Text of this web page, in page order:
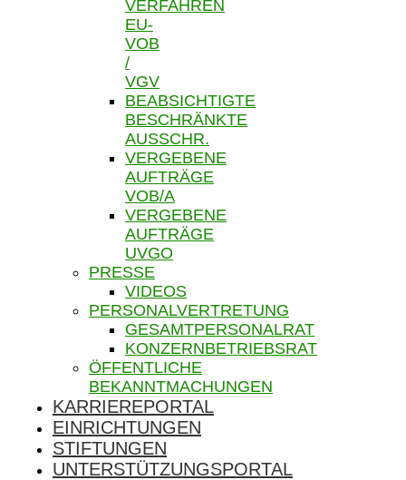
VERFAHREN
EU-
VOB
/
VGV
BEABSICHTIGTE
BESCHRÄNKTE
AUSSCHR.
VERGEBENE
AUFTRÄGE
VOB/A
VERGEBENE
AUFTRÄGE
UVGO
PRESSE
VIDEOS
PERSONALVERTRETUNG
GESAMTPERSONALRAT
KONZERNBETRIEBSRAT
ÖFFENTLICHE
BEKANNTMACHUNGEN
KARRIEREPORTAL
EINRICHTUNGEN
STIFTUNGEN
UNTERSTÜTZUNGSPORTAL